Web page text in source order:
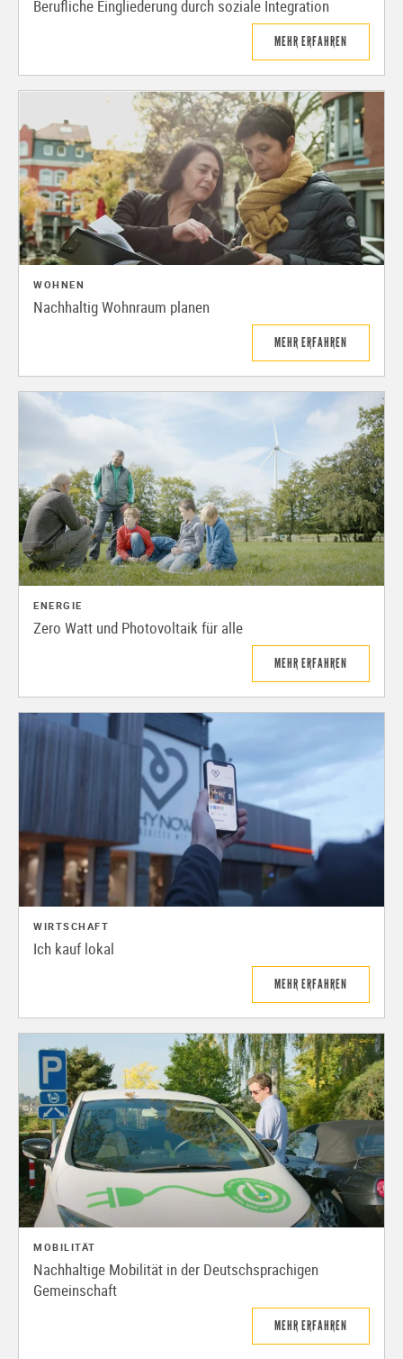
Berufliche Eingliederung durch soziale Integration
MEHR ERFAHREN
WOHNEN
Nachhaltig Wohnraum planen
MEHR ERFAHREN
ENERGIE
Zero Watt und Photovoltaik für alle
MEHR ERFAHREN
WIRTSCHAFT
Ich kauf lokal
MEHR ERFAHREN
MOBILITÄT
Nachhaltige Mobilität in der Deutschsprachigen
Gemeinschaft
MEHR ERFAHREN